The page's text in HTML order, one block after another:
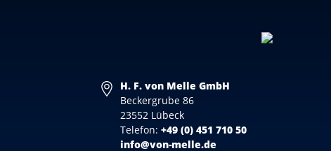
H. F. von Melle GmbH
Beckergrube 86
23552 Lübeck
Telefon:+49 (0) 451 710 50
info@von-melle.de